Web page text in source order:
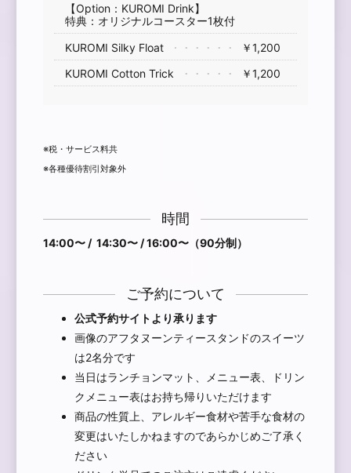
【Option：KUROMI Drink】
特典：オリジナルコースター1枚付
KUROMI Silky Float
￥1,200
KUROMI Cotton Trick
￥1,200
※税・サービス料共
※各種優待割引対象外
時間
14:00〜 / 14:30〜 / 16:00〜（90分制）
ご予約について
公式予約サイトより承ります
画像のアフタヌーンティースタンドのスイーツ
は2名分です
当日はランチョンマット、メニュー表、ドリン
クメニュー表はお持ち帰りいただけます
商品の性質上、アレルギー食材や苦手な食材の
変更はいたしかねますのであらかじめご了承く
ださい